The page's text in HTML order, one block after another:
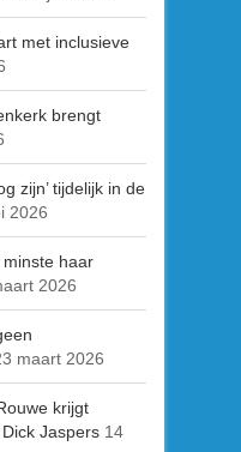
met inclusieve
brengt
zijn’ tijdelijk in de
2026
haar
2026
maart 2026
krijgt
Jaspers 14